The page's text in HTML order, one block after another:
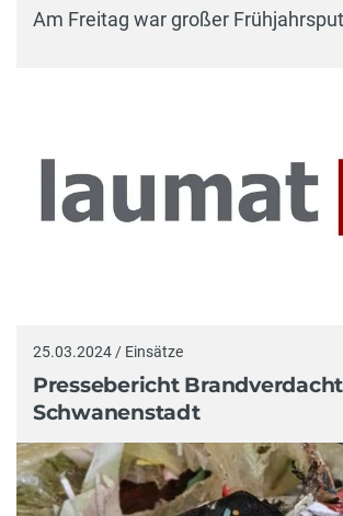
Am Freitag war großer
25.03.2024 / Einsätze
Pressebericht Brandverdacht
Schwanenstadt